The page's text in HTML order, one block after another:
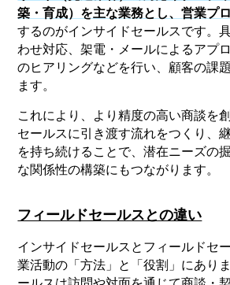
築・育成）を主な業務とし、営業プ
するのがインサイドセールスです。
わせ対応、架電・メールによるアプ
のヒアリングなどを行い、顧客の課
ます。
これにより、より精度の高い商談を
セールスに引き渡す流れをつくり、
を持ち続けることで、潜在ニーズの
な関係性の構築にもつながります。
フィールドセールスとの違い
インサイドセールスとフィールドセ
業活動の「方法」と「役割」にあり